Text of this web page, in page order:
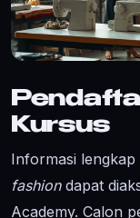
Kursus
Informasi lengkap
fashiondapat
Academy. Calon